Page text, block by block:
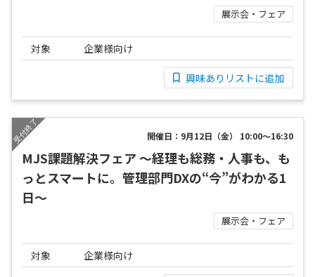
展示会・フェア
対象 企業様向け
興味ありリストに追加
開催日：9月12日（金） 10:00～16:30
MJS課題解決フェア ～経理も総務・人事も、も
っとスマートに。管理部門DXの“今”がわかる1
日～
展示会・フェア
対象 企業様向け